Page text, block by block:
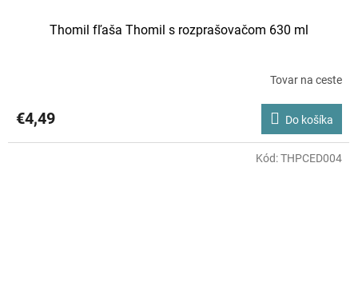
Thomil fľaša Thomil s rozprašovačom 630 ml
Tovar na ceste
€4,49 Do košíka
Kód:THPCED004